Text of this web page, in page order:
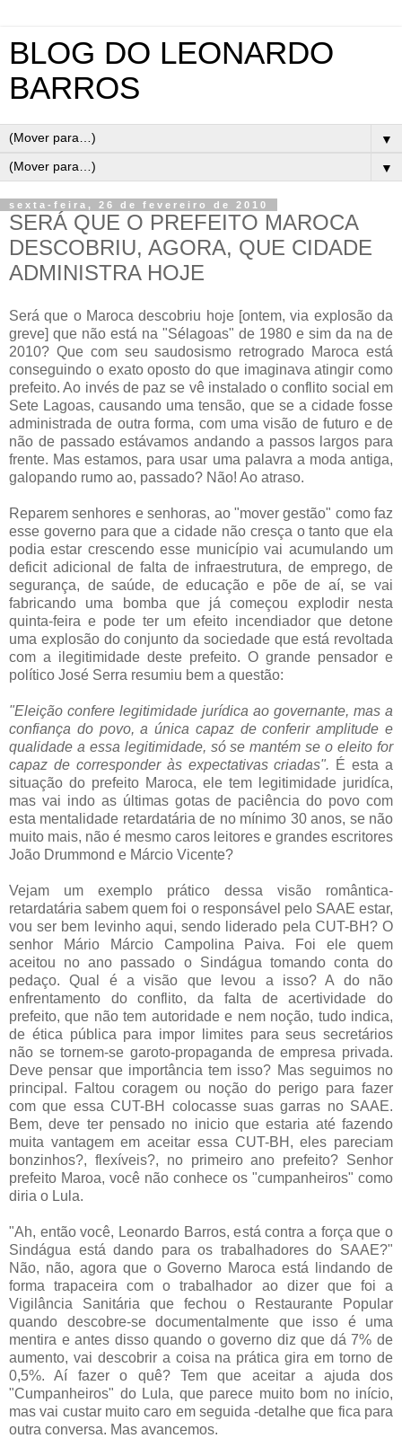
BLOG DO LEONARDO
BARROS
▼
▼
sexta-feira, 26 de fevereiro de 2010
SERÁ QUE O PREFEITO MAROCA
DESCOBRIU, AGORA, QUE CIDADE
ADMINISTRA HOJE
Será que o Maroca descobriu hoje [ontem, via explosão da
greve] que não está na "Sélagoas" de 1980 e sim da na de
2010? Que com seu saudosismo retrogrado Maroca está
conseguindo o exatooposto do que imaginava atingir como
prefeito. Ao invés de paz se vê instalado o conflito social em
Sete Lagoas, causando uma tensão, que se a cidade fosse
administrada de outra forma, com uma visão de futuro e de
não de passado estávamos andando a passos largos para
frente. Mas estamos, para usar uma palavra a moda antiga,
galopando rumo ao, passado? Não! Ao atraso.
Reparem senhores e senhoras, ao "mover gestão" como faz
esse governo para que a cidade não cresça o tanto que ela
podia estar crescendo esse município vai acumulando um
deficit adicional de falta de infraestrutura, de emprego, de
segurança, de saúde, de educação e põe de aí, se vai
fabricando uma bomba que já começou explodir nesta
quinta-feira e pode ter um efeito incendiador que detone
uma explosão do conjunto da sociedade que está revoltada
com a ilegitimidade deste prefeito. O grande pensador e
político José Serra resumiu bem a questão:
"Eleição confere legitimidade jurídica ao governante, mas a
confiança do povo, a única capaz de conferir amplitude e
qualidade a essa legitimidade, só se mantém se o eleito for
capaz de corresponderàs expectativas criadas". É esta a
situação do prefeito Maroca, ele tem legitimidade juridíca,
mas vai indo as últimas gotas de paciência do povo com
esta mentalidade retardatária de no mínimo 30 anos, se não
muito mais, não é mesmo caros leitores e grandes escritores
João Drummond e Márcio Vicente?
Vejam um exemplo prático dessa visão romântica-
retardatária sabem quem foi o responsável pelo SAAE estar,
vou ser bem levinhoaqui, sendo liderado pela CUT-BH ? O
senhor Mário Márcio Campolina Paiva. Foi ele quem
aceitou no ano passado o Sindágua tomando conta do
pedaço. Qual é a visão que levou a isso? A do não
enfrentamento do conflito, da falta deacertividade do
prefeito, que não tem autoridade e nem noção, tudo indica,
de ética pública para impor limites para seus secretários
não se tornem-se garoto-propaganda de empresa privada.
Deve pensar que importância tem isso? Mas seguimos no
principal. Faltou coragem ou noção do perigo para fazer
com que essaCUT-BH colocasse suas garras no SAAE.
Bem, deve ter pensado no inicio que estaria até fazendo
muita vantagem em aceitar essa CUT-BH , eles pareciam
bonzinhos?, flexíveis?, no primeiro ano prefeito? Senhor
prefeito Maroa, você não conhece os "cumpanheiros" como
diria o Lula.
"Ah, então você, Leonardo Barros, está contra a força que o
Sindágua está dando para os trabalhadores do SAAE?"
Não, não, agora que o Governo Maroca está lindando de
forma trapaceira com o trabalhador ao dizer que foi a
Vigilância Sanitária que fechou o Restaurante Popular
quando descobre-se documentalmente que isso é uma
mentira e antes disso quando o governo diz que dá 7% de
aumento, vai descobrir a coisa na prática gira em torno de
0,5%. Aí fazer o quê? Tem que aceitar a ajuda dos
"Cumpanheiros" do Lula, que parece muito bom no início,
mas vai custar muito caro em seguida -detalhe que fica para
outra conversa. Mas avancemos.